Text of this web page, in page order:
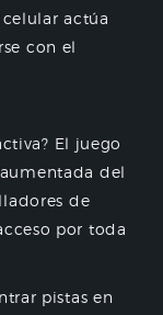
actúa
con el
El juego
del
de
por toda
pistas en